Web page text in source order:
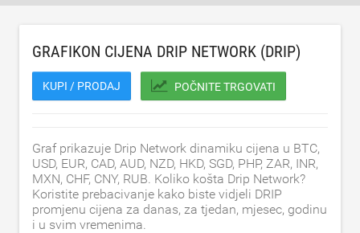
GRAFIKON CIJENA DRIP NETWORK (DRIP)
KUPI / PRODAJ POČNITE TRGOVATI
Graf prikazuje Drip Network dinamiku cijena u BTC,
USD, EUR, CAD, AUD, NZD, HKD, SGD, PHP, ZAR, INR,
MXN, CHF, CNY, RUB. Koliko košta Drip Network?
Koristite prebacivanje kako biste vidjeli DRIP
promjenu cijena za danas, za tjedan, mjesec, godinu
i u svim vremenima.